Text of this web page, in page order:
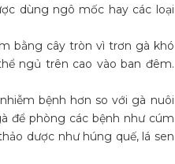
dùng ngô mốc hay các loại
bằng cây tròn vì trơn gà khó
ngủ trên cao vào ban đêm.
bệnh hơn so với gà nuôi
để phòng các bệnh như cúm
dược như húng quế, lá sen